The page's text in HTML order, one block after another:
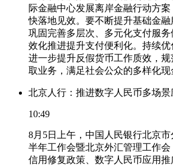
际金融中心发展离岸金融行动方
快落地见效。要不断提升基础金
巩固完善多层次、多元化支付服
效化推进提升支付便利化。持续优
进一步提升反假货币工作质效，
取业务，满足社会公众的多样化现
北京人行：推进数字人民币多场景
10:49
8月5日上午，中国人民银行北京市
半年工作会暨北京外汇管理工作
信用修复政策、数字人民币应用